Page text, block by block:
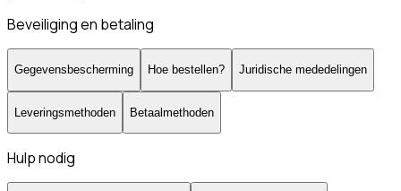
Beveiliging en betaling
Gegevensbescherming Hoe bestellen? Juridische mededelingen
Leveringsmethoden Betaalmethoden
Hulp nodig